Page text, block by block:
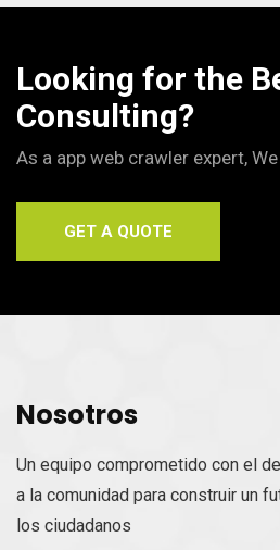
Looking for the
Consulting?
As a app web crawler expert,
GET A QUOTE
Nosotros
Un equipo comprometido con el
a la comunidad para construir un
los ciudadanos